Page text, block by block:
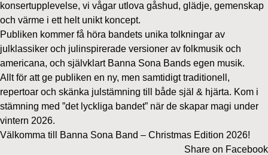
konsertupplevelse, vi vågar utlova gåshud, glädje, gemenskap
och värme i ett helt unikt koncept.
Publiken kommer få höra bandets unika tolkningar av
julklassiker och julinspirerade versioner av folkmusik och
americana, och självklart Banna Sona Bands egen musik.
Allt för att ge publiken en ny, men samtidigt traditionell,
repertoar och skänka julstämning till både själ & hjärta. Kom i
stämning med ”det lyckliga bandet” när de skapar magi under
vintern 2026.
Välkomma till Banna Sona Band – Christmas Edition 2026!
Share on Facebook